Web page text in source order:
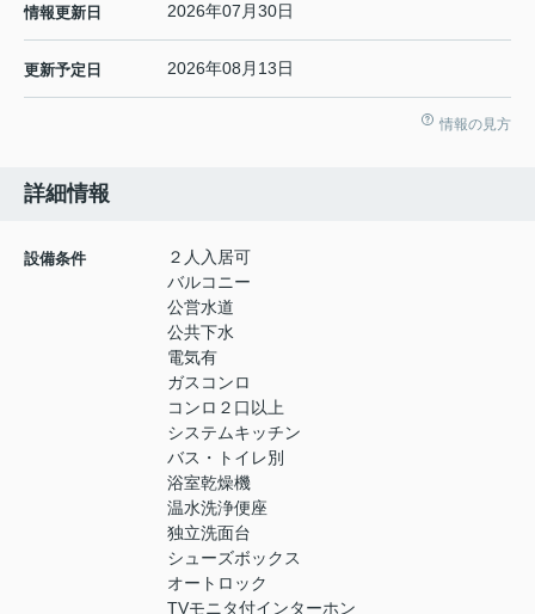
情報更新日 2026年07月30日
更新予定日 2026年08月13日
情報の見方
詳細情報
設備条件
２人入居可
バルコニー
公営水道
公共下水
電気有
ガスコンロ
コンロ２口以上
システムキッチン
バス・トイレ別
浴室乾燥機
温水洗浄便座
独立洗面台
シューズボックス
オートロック
TVモニタ付インターホン